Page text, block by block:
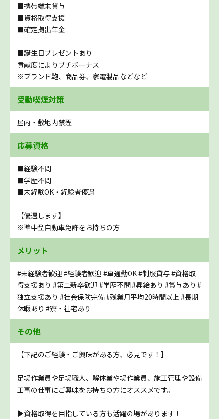
■携帯端末貸与
■資格取得支援
■確定拠出年金
■誕生日プレゼントあり
貢献度によりプチボーナス
※ブランド鞄、商品券、家電製品などなど
受動喫煙対策
屋内・敷地内禁煙
応募資格
■経験不問
■学歴不問
■未経験OK・経験者優遇
【優遇します】
※準中型自動車免許をお持ちの方
メリット
#未経験者歓迎 #経験者歓迎 #車通勤OK#制服貸与#資格取
得支援あり #第二新卒歓迎 #学歴不問#昇給あり #賞与あり #
独立支援あり #社会保険完備#残業月平均20時間以上 #長期
休暇あり #寮・社宅あり
その他
【下記のご経験・ご興味がある方、必見です！】
足場作業員や足場職人、解体業や場作業員、施工管理や設備
工事の仕事にご興味をお持ちの方にオススメです。
▶資格取得を目指している方も活躍の場があります！